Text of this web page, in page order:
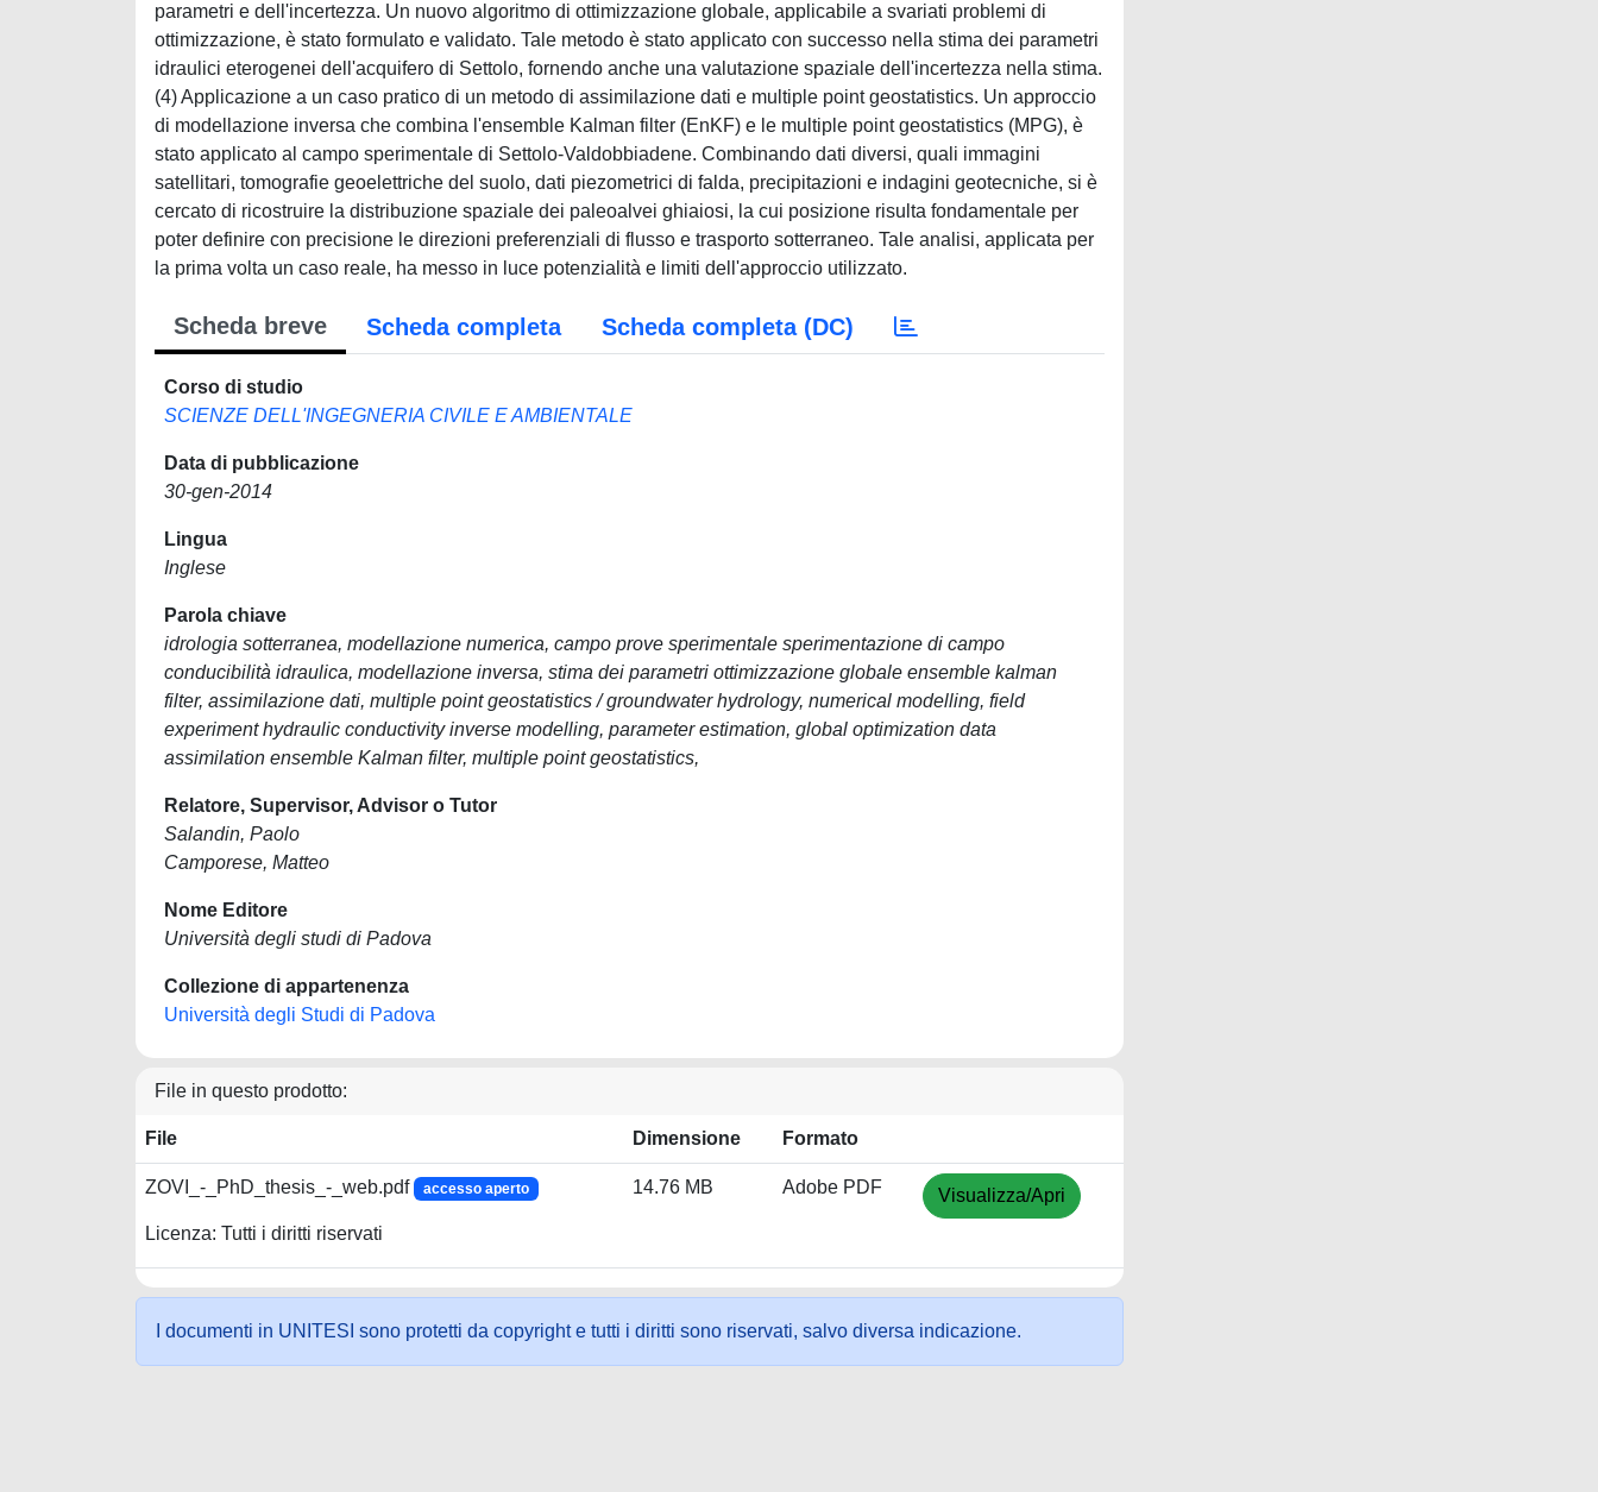
parametri e dell'incertezza. Un nuovo algoritmo di ottimizzazione globale, applicabile a svariati problemi di
ottimizzazione, è stato formulato e validato. Tale metodo è stato applicato con successo nella stima dei parametri
idraulici eterogenei dell'acquifero di Settolo, fornendo anche una valutazione spaziale dell'incertezza nella stima.
(4) Applicazione a un caso pratico di un metodo di assimilazione dati e multiple point geostatistics. Un approccio
di modellazione inversa che combina l'ensemble Kalman filter (EnKF) e le multiple point geostatistics (MPG), è
stato applicato al campo sperimentale di Settolo-Valdobbiadene. Combinando dati diversi, quali immagini
satellitari, tomografie geoelettriche del suolo, dati piezometrici di falda, precipitazioni e indagini geotecniche, si è
cercato di ricostruire la distribuzione spaziale dei paleoalvei ghiaiosi, la cui posizione risulta fondamentale per
poter definire con precisione le direzioni preferenziali di flusso e trasporto sotterraneo. Tale analisi, applicata per
la prima volta un caso reale, ha messo in luce potenzialità e limiti dell'approccio utilizzato.
Scheda breve Scheda completa Scheda completa (DC)
Corso di studio
SCIENZE DELL'INGEGNERIA CIVILE E AMBIENTALE
Data di pubblicazione
30-gen-2014
Lingua
Inglese
Parola chiave
idrologia sotterranea, modellazione numerica, campo prove sperimentale sperimentazione di campo
conducibilità idraulica, modellazione inversa, stima dei parametri ottimizzazione globale ensemble kalman
filter, assimilazione dati, multiple point geostatistics / groundwater hydrology, numerical modelling, field
experiment hydraulic conductivity inverse modelling, parameter estimation, global optimization data
assimilation ensemble Kalman filter, multiple point geostatistics,
Relatore, Supervisor, Advisor o Tutor
Salandin, Paolo
Camporese, Matteo
Nome Editore
Università degli studi di Padova
Collezione di appartenenza
Università degli Studi di Padova
File in questo prodotto:
File Dimensione Formato
ZOVI_-_PhD_thesis_-_web.pdf accesso aperto
Licenza: Tutti i diritti riservati
14.76 MB Adobe PDF Visualizza/Apri
I documenti in UNITESI sono protetti da copyright e tutti i diritti sono riservati, salvo diversa indicazione.